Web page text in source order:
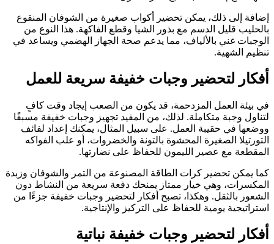
إضافة إلى ذلك، يمكن تحضير أكواب صغيرة من الشوفان المنقوع
بالحليب قليل الدسم مع بذور الشيا وقطع الفاكهة. هذا النوع من
الوجبات غني بالألياف، مما يدعم صحة الجهاز الهضمي ويساعد في
تنظيم الشهية.
أفكار لتحضير وجبات خفيفة سريعة للعمل
في بيئة العمل المزدحمة، قد يكون من الصعب إيجاد وقت كافٍ
لتناول وجبة متكاملة. لذلك، من المفيد تجهيز وجبات خفيفة مسبقًا
ووضعها في حقيبة العمل. على سبيل المثال، يمكنك إعداد لفائف
التورتيلا الصغيرة المحشوة بالتونة والخضروات، أو علب الفواكه
المقطعة مع عصير الليمون للحفاظ على نضارتها.
كما يمكن تحضير كرات الطاقة المصنوعة من التمر والشوفان وزبدة
المكسرات، وهي خيار ممتاز يمنحك دفعة سريعة من النشاط دون
الشعور بالثقل. وهكذا، تصبح أفكار لتحضير وجبات خفيفة جزءًا من
استراتيجية يومية للحفاظ على التركيز والإنتاجية.
أفكار لتحضير وجبات خفيفة نباتية